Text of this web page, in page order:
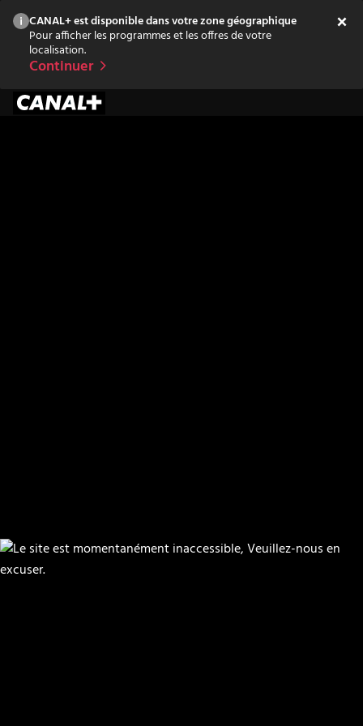
CANAL+ est disponible dans votre zone géographique
Pour afficher les programmes et les offres de votre
localisation.
Continuer